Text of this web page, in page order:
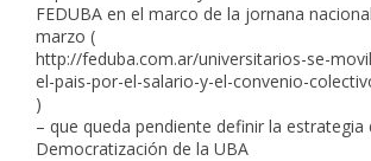
FEDUBA en el marco de la jornana
marzo (
http://feduba.com.ar/universitarios-se-
el-pais-por-el-salario-y-el-convenio-
)
– que queda pendiente definir la estrategia
Democratización de la UBA